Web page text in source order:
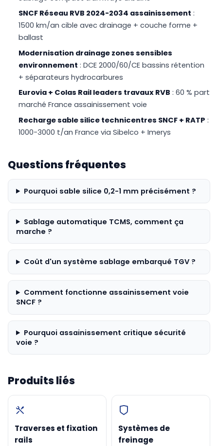
SNCF Réseau RVB 2024-2034 assainissement :
1500 km/an cible avec drainage + couche forme +
ballast
Modernisation drainage zones sensibles
environnement : DCE 2000/60/CE bassins rétention
+ séparateurs hydrocarbures
Eurovia + Colas Rail leaders travaux RVB : 60 % part
marché France assainissement voie
Recharge sable silice technicentres SNCF + RATP :
1000-3000 t/an France via Sibelco + Imerys
Questions fréquentes
Pourquoi sable silice 0,2-1 mm précisément ?
Sablage automatique TCMS, comment ça
marche ?
Coût d'un système sablage embarqué TGV ?
Comment fonctionne assainissement voie
SNCF ?
Pourquoi assainissement critique sécurité
voie ?
Produits liés
Traverses et fixation
rails
Systèmes de
freinage